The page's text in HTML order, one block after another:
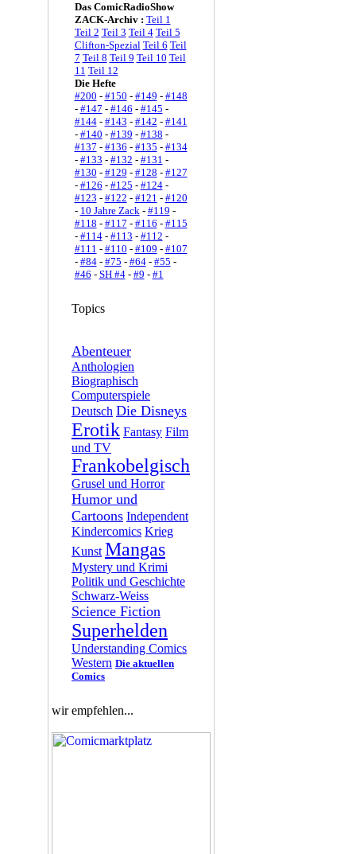
Das ComicRadioShow
ZACK-Archiv : Teil 1
Teil 2 Teil 3 Teil 4 Teil 5
Clifton-Spezial Teil 6 Teil
7 Teil 8 Teil 9 Teil 10 Teil
11 Teil 12
Die Hefte
#200 - #150 - #149 - #148
- #147 - #146 - #145 -
#144- #143 - #142 - #141
- #140 - #139 - #138 -
#137 - #136 - #135 - #134
- #133 - #132 - #131 -
#130 - #129 - #128 - #127
- #126 - #125 - #124-
#123 - #122 - #121 - #120
- 10 Jahre Zack- #119 -
#118 - #117 - #116 - #115
- #114- #113 - #112 -
#111 - #110 - #109 - #107
- #84- #75 - #64- #55 -
#46 - SH #4- #9 - #1
Topics
Abenteuer
Anthologien
Biographisch
Computerspiele
Deutsch Die Disneys
Erotik Fantasy Film
und TV
Frankobelgisch
Grusel und Horror
Humor und
Cartoons Independent
Kindercomics Krieg
Kunst Mangas
Mystery und Krimi
Politik und Geschichte
Schwarz-Weiss
Science Fiction
Superhelden
Understanding Comics
Western Die aktuellen
Comics
wir empfehlen...